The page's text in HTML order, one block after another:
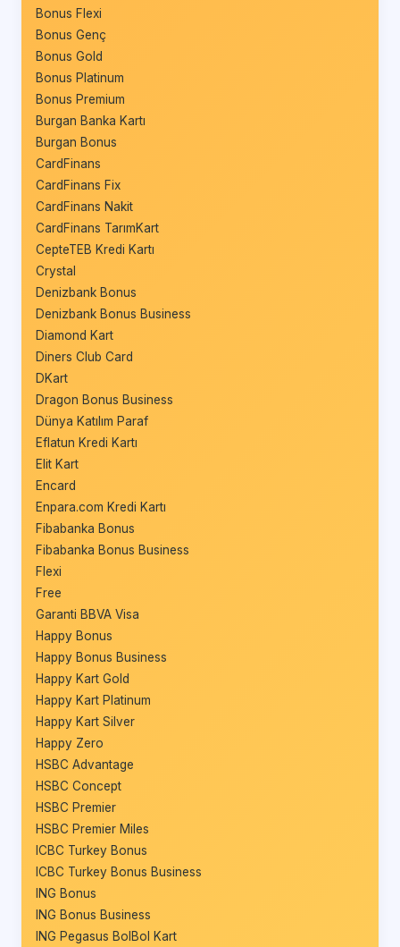
Bonus Flexi
Bonus Genç
Bonus Gold
Bonus Platinum
Bonus Premium
Burgan Banka Kartı
Burgan Bonus
CardFinans
CardFinans Fix
CardFinans Nakit
CardFinans TarımKart
CepteTEB Kredi Kartı
Crystal
Denizbank Bonus
Denizbank Bonus Business
Diamond Kart
Diners Club Card
DKart
Dragon Bonus Business
Dünya Katılım Paraf
Eflatun Kredi Kartı
Elit Kart
Encard
Enpara.com Kredi Kartı
Fibabanka Bonus
Fibabanka Bonus Business
Flexi
Free
Garanti BBVA Visa
Happy Bonus
Happy Bonus Business
Happy Kart Gold
Happy Kart Platinum
Happy Kart Silver
Happy Zero
HSBC Advantage
HSBC Concept
HSBC Premier
HSBC Premier Miles
ICBC Turkey Bonus
ICBC Turkey Bonus Business
ING Bonus
ING Bonus Business
ING Pegasus BolBol Kart